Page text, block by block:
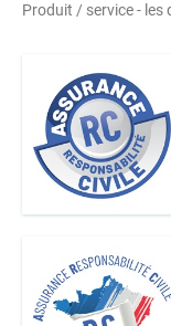
Produit / service - les